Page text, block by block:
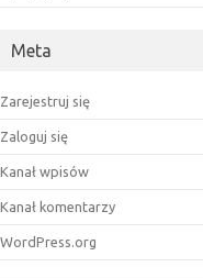
Meta
Zarejestruj się
Zaloguj się
Kanał wpisów
Kanał komentarzy
WordPress.org